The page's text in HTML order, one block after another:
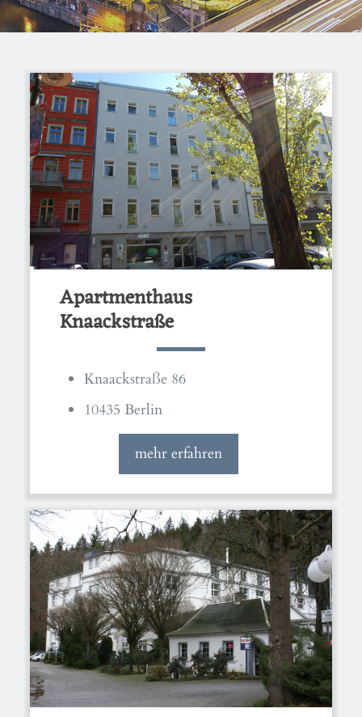
Apartmenthaus
Knaackstraße
Knaackstraße 86
10435 Berlin
mehr erfahren